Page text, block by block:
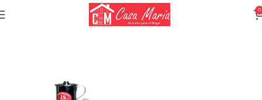
0
Utensilio para Baristas y cafeterias